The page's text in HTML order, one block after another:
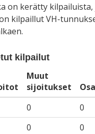
on kerätty kilpailuista,
kilpaillut VH-
kilpailut
Muut
sijoitukset
0 0
0 0